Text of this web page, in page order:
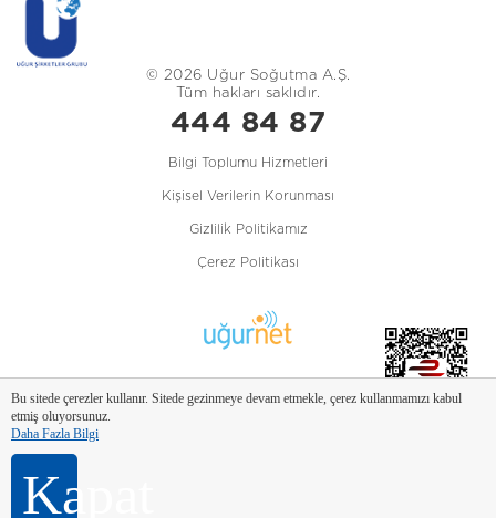
Bu sitede çerezler kullanır. Sitede gezinmeye devam etmekle, çerez kullanmamızı kabul
etmiş oluyorsunuz.
Daha Fazla Bilgi
Kapat
© 2026 Uğur Soğutma A.Ş.
Tüm hakları saklıdır.
444 84 87
Bilgi Toplumu Hizmetleri
Kişisel Verilerin Korunması
Gizlilik Politikamız
Çerez Politikası